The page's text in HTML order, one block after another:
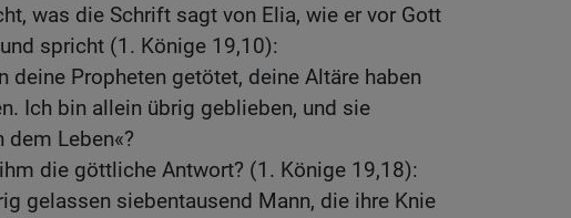
was die Schrift sagt von Elia, wie er vor Gott
spricht (1. Könige 19,10):
deine Propheten getötet, deine Altäre haben
Ich bin allein übrig geblieben, und sie
dem Leben«?
die göttliche Antwort? (1. Könige 19,18):
gelassen siebentausend Mann, die ihre Knie